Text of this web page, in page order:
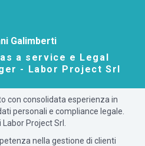
Galimberti
a service e Legal
- Labor Project Srl
con consolidata esperienza in
personali e compliance legale.
Project Srl.
nella gestione di clienti